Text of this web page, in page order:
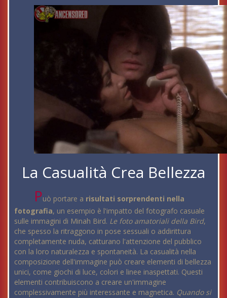
La Casualità Crea Bellezza
Può portare a risultati sorprendenti nella
fotografia, un esempio è l'impatto del fotografo casuale
sulle immagini di Minah Bird. Le foto amatoriali della Bird,
che spesso la ritraggono in pose sessuali o addirittura
completamente nuda, catturano l'attenzione del pubblico
con la loro naturalezza e spontaneità. La casualità nella
composizione dell'immagine può creare elementi di bellezza
unici, come giochi di luce, colori e linee inaspettati. Questi
elementi contribuiscono a creare un'immagine
complessivamente più interessante e magnetica. Quando si